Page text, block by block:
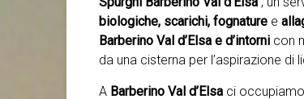
biologiche, scarichi, fognature e
Barberino Val d’Elsa e d’intorni con
da una cisterna per l’aspirazione di
A Barberino Val d’Elsa ci